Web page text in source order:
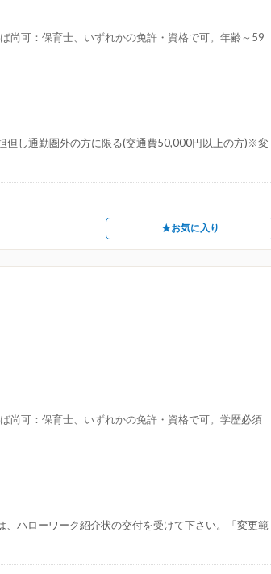
尚可：保育士、いずれかの免許・資格で可。年齢～59
し通勤圏外の方に限る(交通費50,000円以上の方)※変
★お気に入り
尚可：保育士、いずれかの免許・資格で可。学歴必須
ハローワーク紹介状の交付を受けて下さい。「変更範